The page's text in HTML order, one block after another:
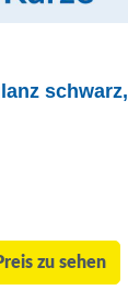
schwarz,
zu sehen